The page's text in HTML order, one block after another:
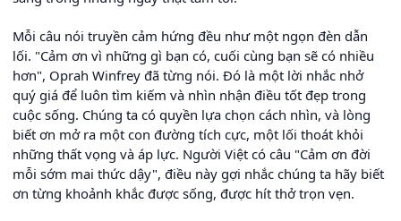
Mỗi câu nói truyền cảm hứng đều như một ngọn đèn dẫn
lối. "Cảm ơn vì những gì bạn có, cuối cùng bạn sẽ có nhiều
hơn", Oprah Winfrey đã từng nói. Đó là một lời nhắc nhở
quý giá để luôn tìm kiếm và nhìn nhận điều tốt đẹp trong
cuộc sống. Chúng ta có quyền lựa chọn cách nhìn, và lòng
biết ơn mở ra một con đường tích cực, một lối thoát khỏi
những thất vọng và áp lực. Người Việt có câu "Cảm ơn đời
mỗi sớm mai thức dậy", điều này gợi nhắc chúng ta hãy biết
ơn từng khoảnh khắc được sống, được hít thở trọn vẹn.